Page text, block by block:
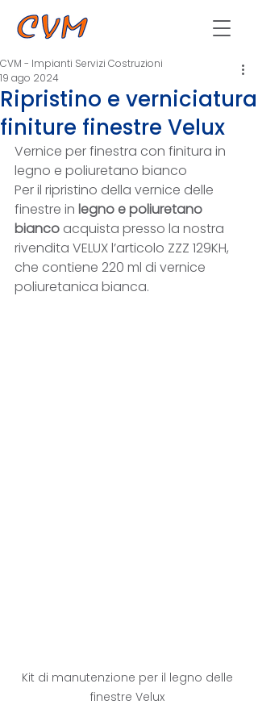
Ripristino e verniciatura
finiture finestre Velux
CVM - Impianti Servizi Costruzioni
19 ago 2024
Vernice per finestra con finitura in
legno e poliuretano bianco
Per il ripristino della vernice delle
finestre in legno e poliuretano
bianco acquista presso la nostra
rivendita VELUX l’articolo ZZZ 129KH,
che contiene 220 ml di vernice
poliuretanica bianca.
Kit di manutenzione per il legno delle
finestre Velux